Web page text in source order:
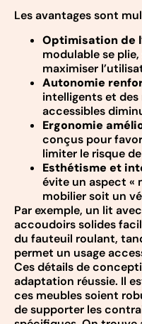
Les avantages sont
Optimisation de
modulable se
maximiser
Autonomie
intelligents et
accessibles
Ergonomie
conçus pour
limiter le risque
Esthétisme et
évite un aspect «
mobilier soit un
Par exemple, un lit
accoudoirs solides
du fauteuil roulant,
permet un usage
Ces détails de
adaptation réussie. Il
ces meubles soient
de supporter les